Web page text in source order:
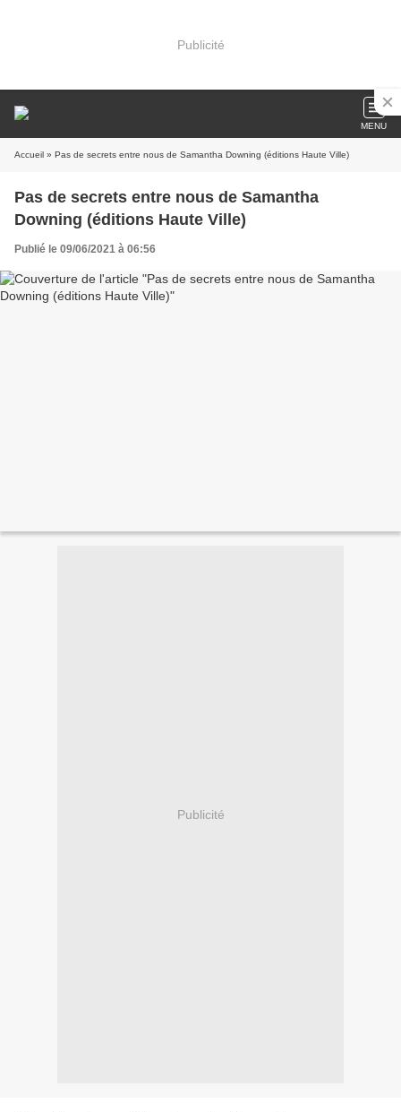
Publicité
MENU
Accueil » Pas de secrets entre nous de Samantha Downing (éditions Haute Ville)
Pas de secrets entre nous de Samantha
Downing (éditions Haute Ville)
Publié le 09/06/2021 à 06:56
Publicité